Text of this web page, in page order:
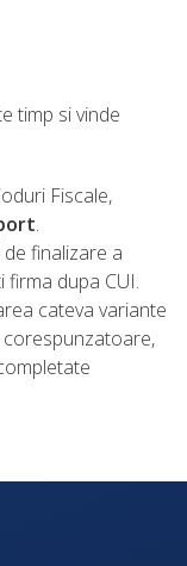
timp si vinde
Fiscale,
.
finalizare a
dupa CUI.
cateva variante